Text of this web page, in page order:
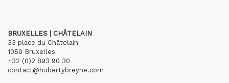
BRUXELLES | CHÂTELAIN
33 place du Châtelain
1050 Bruxelles
+32 (0)2 893 90 30
contact@hubertybreyne.com